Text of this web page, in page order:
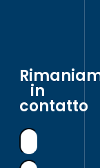
in
contatto